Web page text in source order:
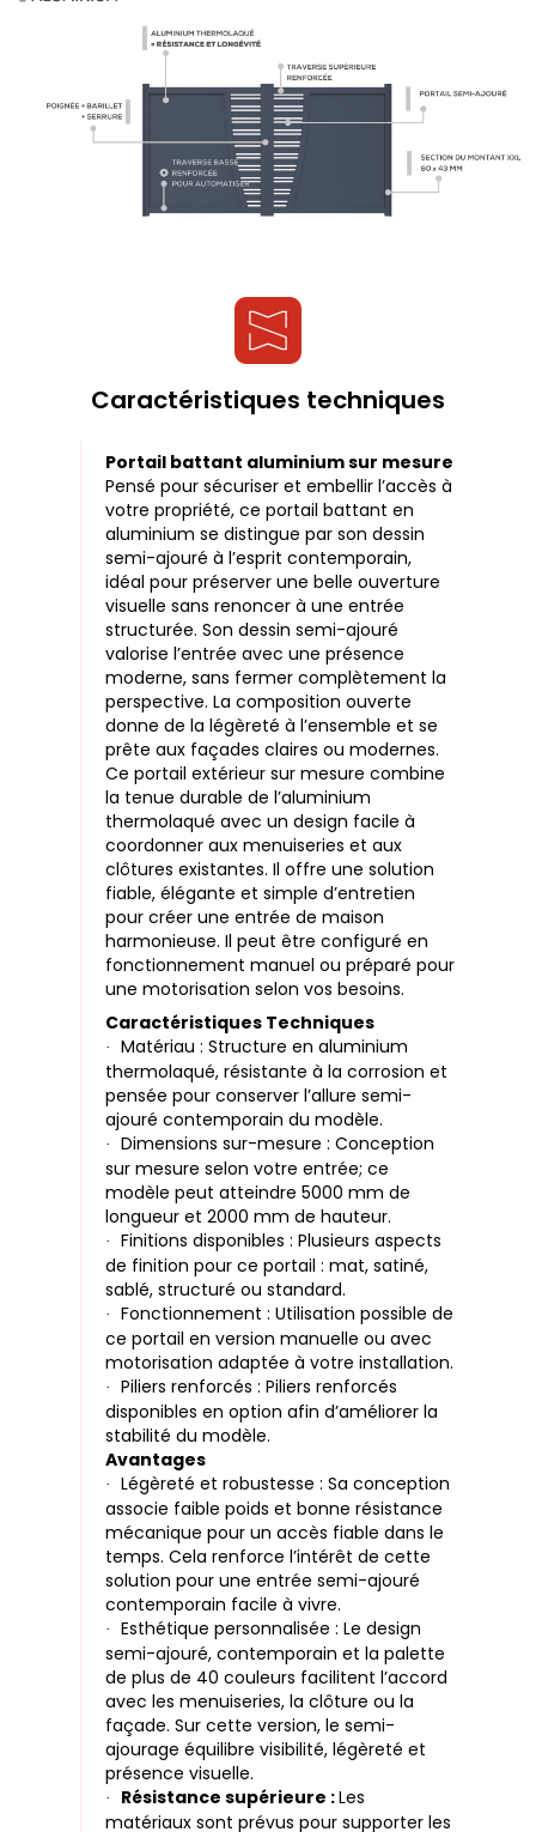
Caractéristiques techniques
Portail battant aluminium sur mesure
Pensé pour sécuriser et embellir l’accès à
votre propriété, ce portail battant en
aluminium se distingue par son dessin
semi-ajouré à l’esprit contemporain,
idéal pour préserver une belle ouverture
visuelle sans renoncer à une entrée
structurée. Son dessin semi-ajouré
valorise l’entrée avec une présence
moderne, sans fermer complètement la
perspective. La composition ouverte
donne de la légèreté à l’ensemble et se
prête aux façades claires ou modernes.
Ce portail extérieur sur mesure combine
la tenue durable de l’aluminium
thermolaqué avec un design facile à
coordonner aux menuiseries et aux
clôtures existantes. Il offre une solution
fiable, élégante et simple d’entretien
pour créer une entrée de maison
harmonieuse. Il peut être configuré en
fonctionnement manuel ou préparé pour
une motorisation selon vos besoins.
Caractéristiques Techniques
·
Matériau : Structure en aluminium
thermolaqué, résistante à la corrosion et
pensée pour conserver l’allure semi-
ajouré contemporain du modèle.
·
Dimensions sur-mesure : Conception
sur mesure selon votre entrée; ce
modèle peut atteindre 5000 mm de
longueur et 2000 mm de hauteur.
·
Finitions disponibles : Plusieurs aspects
de finition pour ce portail : mat, satiné,
sablé, structuré ou standard.
·
Fonctionnement : Utilisation possible de
ce portail en version manuelle ou avec
motorisation adaptée à votre installation.
·
Piliers renforcés : Piliers renforcés
disponibles en option afin d’améliorer la
stabilité du modèle.
Avantages
·
Légèreté et robustesse : Sa conception
associe faible poids et bonne résistance
mécanique pour un accès fiable dans le
temps. Cela renforce l’intérêt de cette
solution pour une entrée semi-ajouré
contemporain facile à vivre.
·
Esthétique personnalisée : Le design
semi-ajouré, contemporain et la palette
de plus de 40 couleurs facilitent l’accord
avec les menuiseries, la clôture ou la
façade. Sur cette version, le semi-
ajourage équilibre visibilité, légèreté et
présence visuelle.
· Résistance supérieure :Les
matériaux sont prévus pour supporter les